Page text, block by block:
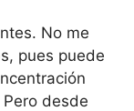
No me
pues puede
desde